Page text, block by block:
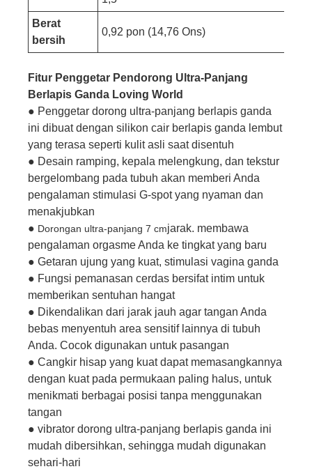
Berat
bersih
0,92 pon (14,76 Ons)
Fitur Penggetar Pendorong Ultra-Panjang
Berlapis Ganda Loving World
● Penggetar dorong ultra-panjang berlapis ganda
ini dibuat dengan silikon cair berlapis ganda lembut
yang terasa seperti kulit asli saat disentuh
● Desain ramping, kepala melengkung, dan tekstur
bergelombang pada tubuh akan memberi Anda
pengalaman stimulasi G-spot yang nyaman dan
menakjubkan
● Dorongan ultra-panjang 7 cmjarak. membawa
pengalaman orgasme Anda ke tingkat yang baru
● Getaran ujung yang kuat, stimulasi vagina ganda
● Fungsi pemanasan cerdas bersifat intim untuk
memberikan sentuhan hangat
● Dikendalikan dari jarak jauh agar tangan Anda
bebas menyentuh area sensitif lainnya di tubuh
Anda. Cocok digunakan untuk pasangan
● Cangkir hisap yang kuat dapat memasangkannya
dengan kuat pada permukaan paling halus, untuk
menikmati berbagai posisi tanpa menggunakan
tangan
● vibrator dorong ultra-panjang berlapis ganda ini
mudah dibersihkan, sehingga mudah digunakan
sehari-hari